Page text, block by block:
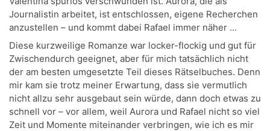
Journalistin arbeitet, ist entschlossen, eigene Recherchen
anzustellen – und kommt dabei Rafael immer näher ...
Diese kurzweilige Romanze war locker-flockig und gut für
Zwischendurch geeignet, aber für mich tatsächlich nicht
der am besten umgesetzte Teil dieses Rätselbuches. Denn
mir kam sie trotz meiner Erwartung, dass sie vermutlich
nicht allzu sehr ausgebaut sein würde, dann doch etwas zu
schnell vor – vor allem, weil Aurora und Rafael nicht so viel
Zeit und Momente miteinander verbringen, wie ich es mir